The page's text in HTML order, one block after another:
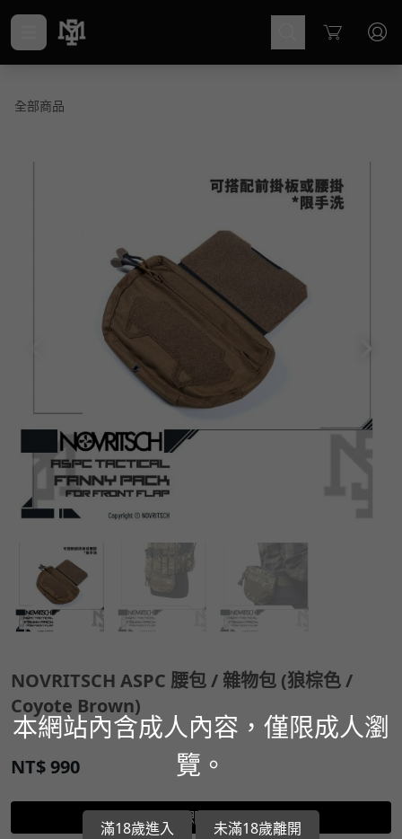
Cart
全部商品
NOVRITSCH ASPC 腰包 / 雜物包 (狼棕色 /
Coyote Brown)
NT$990
立即選購
本網站內含成人內容，僅限成人瀏
覽。
滿18歲進入 未滿18歲離開